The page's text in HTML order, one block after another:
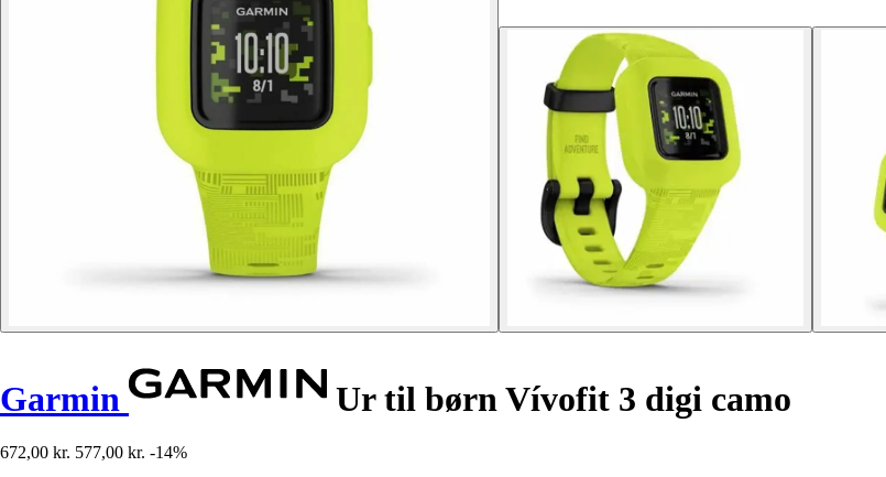
Garmin Ur til børn Vívofit 3 digi camo
672,00 kr. 577,00 kr. -14%